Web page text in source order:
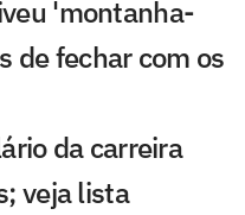
'montanha-
de fechar com os
da carreira
veja lista